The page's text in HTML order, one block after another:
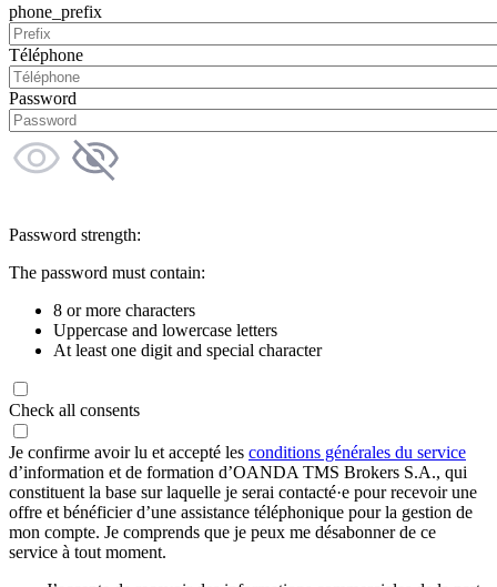
phone_prefix
Téléphone
Password
Password strength:
The password must contain:
8 or more characters
Uppercase and lowercase letters
At least one digit and special character
Check all consents
Je confirme avoir lu et accepté les conditions générales du service
d’information et de formation d’OANDA TMS Brokers S.A., qui
constituent la base sur laquelle je serai contacté·e pour recevoir une
offre et bénéficier d’une assistance téléphonique pour la gestion de
mon compte. Je comprends que je peux me désabonner de ce
service à tout moment.